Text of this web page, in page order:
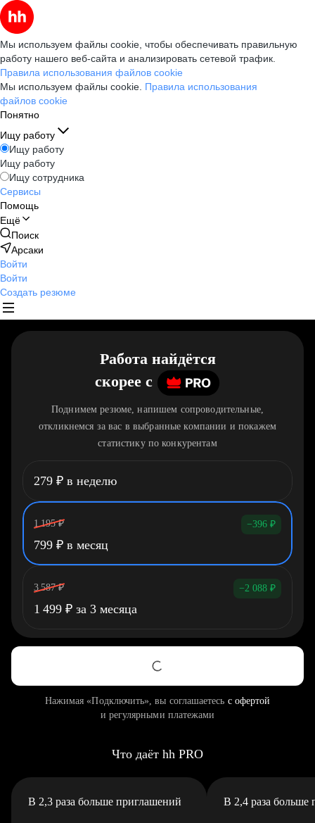
Мы используем файлы cookie, чтобы обеспечивать правильную
работу нашего веб-сайта и анализировать сетевой трафик.
Правила использования файлов cookie
Мы используем файлы cookie. Правила использования
файлов cookie
Понятно
Ищу работу
Ищу работу
Ищу работу
Ищу сотрудника
Сервисы
Помощь
Ещё
Поиск
Арсаки
Войти
Войти
Создать резюме
Работа найдётся
скорее c
Поднимем резюме, напишем сопроводительные,
откликнемся за вас в выбранные компании и покажем
статистику по конкурентам
279 ₽ в неделю
1 195 ₽ −396 ₽
799 ₽ в месяц
3 587 ₽ −2 088 ₽
1 499 ₽ за 3 месяца
Нажимая «Подключить», вы соглашаетесь с офертой
и регулярными платежами
Что даёт hh PRO
В 2,3 раза больше приглашений В 2,4 раза больше